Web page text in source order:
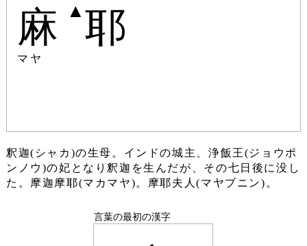
麻 ▲ 耶
マヤ
釈迦(シャカ)の生母。インドの城主、浄飯王(ジョウポ
ンノウ)の妃となり釈迦を生んだが、その七日後に没し
た。摩迦摩耶(マカマヤ)。摩耶夫人(マヤブニン)。
言葉の最初の漢字